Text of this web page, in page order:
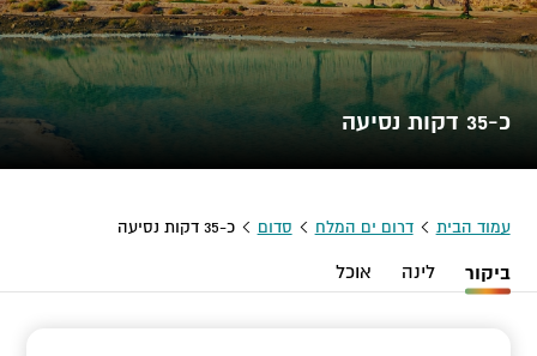
כ-35 דקות נסיעה
עמוד הבית דרום ים המלח סדום כ-35 דקות נסיעה
ביקור לינה אוכל